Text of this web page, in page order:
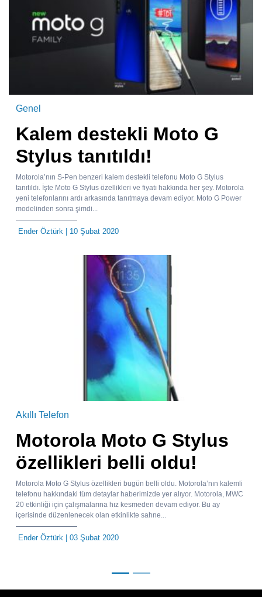
Genel
Kalem destekli Moto G
Stylus tanıtıldı!
Motorola’nın S-Pen benzeri kalem destekli telefonu Moto G Stylus
tanıtıldı. İşte Moto G Stylus özellikleri ve fiyatı hakkında her şey. Motorola
yeni telefonlarını ardı arkasında tanıtmaya devam ediyor. Moto G Power
modelinden sonra şimdi...
Ender Öztürk | 10 Şubat 2020
Akıllı Telefon
Motorola Moto G Stylus
özellikleri belli oldu!
Motorola Moto G Stylus özellikleri bugün belli oldu. Motorola’nın kalemli
telefonu hakkındaki tüm detaylar haberimizde yer alıyor. Motorola, MWC
20 etkinliği için çalışmalarına hız kesmeden devam ediyor. Bu ay
içerisinde düzenlenecek olan etkinlikte sahne...
Ender Öztürk | 03 Şubat 2020